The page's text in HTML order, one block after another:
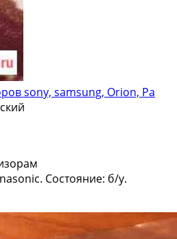
sony, samsung, Orion, Pa
Состояние: б/у.